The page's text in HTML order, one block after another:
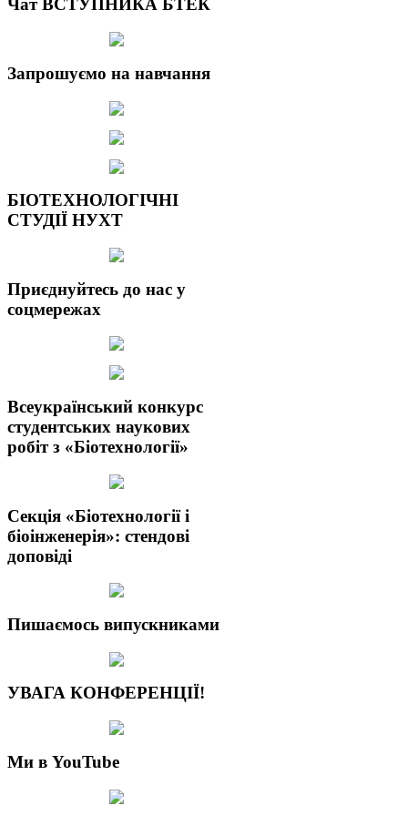
Чат ВСТУПНИКА БТЕК
Запрошуємо на навчання
БІОТЕХНОЛОГІЧНІ
СТУДІЇ НУХТ
Приєднуйтесь до нас у
соцмережах
Всеукраїнський конкурс
студентських наукових
робіт з «Біотехнології»
Секція «Біотехнології і
біоінженерія»: стендові
доповіді
Пишаємось випускниками
УВАГА КОНФЕРЕНЦІЇ!
Ми в YouTube